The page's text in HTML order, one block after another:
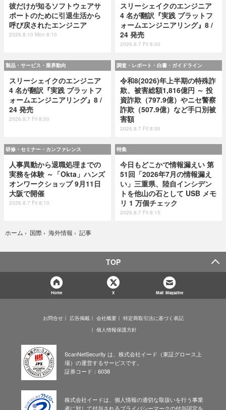
彼だけが知るソフトウェアサ
ポートのために引退生活から
呼び戻されたエンジニア
2026.8.10 Mon 8:10
スリーシェイクのエンジニア
4 名が翻訳『実践 プラットフ
ォームエンジニアリング』8 /
24 発売
2026.8.7 Fri 8:00
製品・サービス・業界動向
スリーシェイクのエンジニア
4 名が翻訳『実践 プラットフ
ォームエンジニアリング』8 /
24 発売
2026.8.7 Fri 8:00
調査・レポート・白書・ガイドライン
令和8(2026)年上半期の特殊詐
欺、被害総額1,816億円 ～ 投
資詐欺（797.9億）やニセ警察
詐欺（507.9億）など手口別被
害額
2026.8.7 Fri 8:00
研修・セミナー・カンファレンス
人事異動から退職処理までの
実務を体験 ～「Okta」ハンズ
オンワークショップ 9月11日
大阪で開催
2026.8.7 Fri 8:10
特集
今日もどこかで情報漏えい 第
51回「2026年7月の情報漏え
い」三重県、陸自インシデン
トを他山の石として USB メモ
リ 1 万個チェック
2026.8.7 Fri 8:15
ホーム › 国際 › 海外情報 › 記事
TOP
Home X Mail Magazine
お問合せ 広告掲載 会社概要
特定商取引法に基づく表記
個人情報保護方針
ScanNetSecurity は、株式会社イード（東証グロース上
場）の運営するサービスです。
証券コード：6038
株式会社イードは、個人情報の適切な取扱いを行う事業
者に対して付与されるプライバシーマークの付与認定を